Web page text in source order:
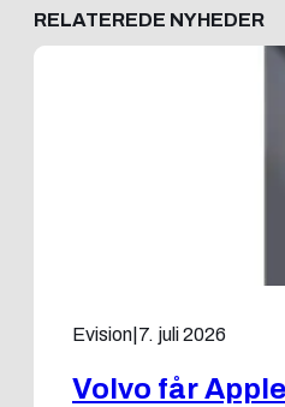
RELATEREDE NYHEDER
Evision 7. juli 2026
Volvo får